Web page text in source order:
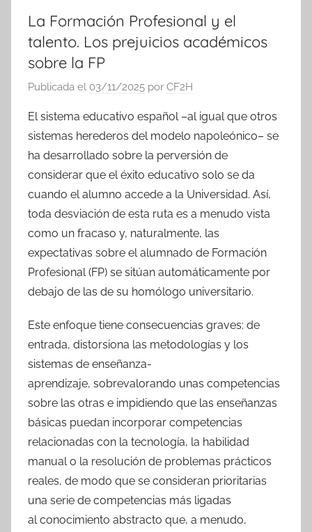
La Formación Profesional y el
talento. Los prejuicios académicos
sobre la FP
Publicada el 03/11/2025 por CF2H
El sistema educativo español –al igual que otros
sistemas herederos del modelo napoleónico– se
ha desarrollado sobre la perversión de
considerar que el éxito educativo solo se da
cuando el alumno accede a la Universidad. Así,
toda desviación de esta ruta es a menudo vista
como un fracaso y, naturalmente, las
expectativas sobre el alumnado de Formación
Profesional (FP) se sitúan automáticamente por
debajo de las de su homólogo universitario.
Este enfoque tiene consecuencias graves: de
entrada, distorsiona las metodologías y los
sistemas de enseñanza-
aprendizaje, sobrevalorando unas competencias
sobre las otras e impidiendo que las enseñanzas
básicas puedan incorporar competencias
relacionadas con la tecnología, la habilidad
manual o la resolución de problemas prácticos
reales, de modo que se consideran prioritarias
una serie de competencias más ligadas
al conocimiento abstracto que, a menudo,